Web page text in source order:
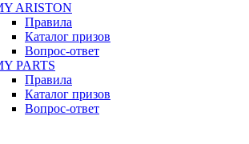
ARISTON
Правила
Каталог призов
Вопрос-ответ
PARTS
Правила
Каталог призов
Вопрос-ответ